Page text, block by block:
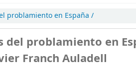
problamiento en España /
problamiento en
Franch Auladell